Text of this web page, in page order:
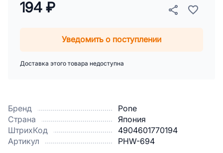
Бренд
Pone
Страна
Япония
ШтрихКод
4904601770194
Артикул
PHW-694
194 ₽
Уведомить о поступлении
Доставка этого товара недоступна